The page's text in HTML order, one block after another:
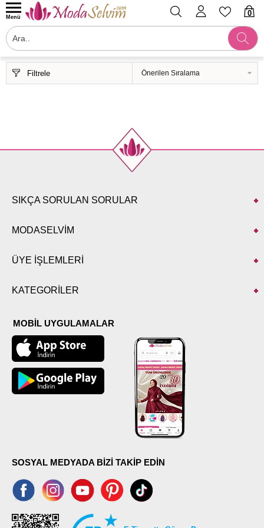
0
Menü
Filtrele
SIKÇA SORULAN SORULAR
MODASELVİM
ÜYE İŞLEMLERİ
KATEGORİLER
MOBİL UYGULAMALAR
SOSYAL MEDYADA BİZİ TAKİP EDİN